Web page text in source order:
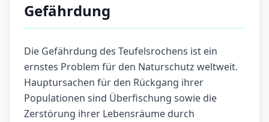
Gefährdung
Die Gefährdung des Teufelsrochens ist ein
ernstes Problem für den Naturschutz weltweit.
Hauptursachen für den Rückgang ihrer
Populationen sind Überfischung sowie die
Zerstörung ihrer Lebensräume durch